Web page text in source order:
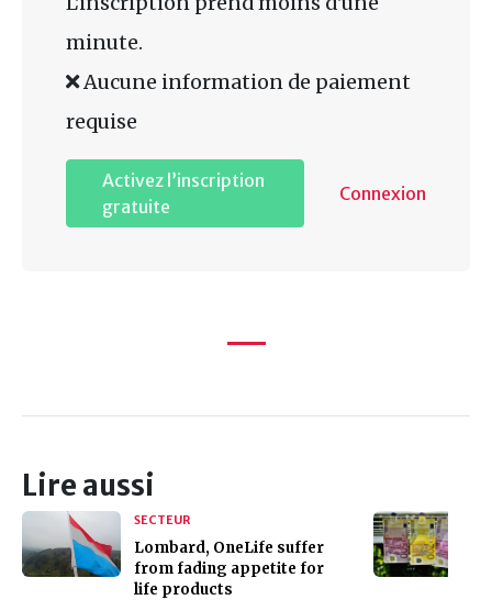
minute.
Aucune information de paiement
requise
Activez l’inscription
gratuite
Connexion
Lire aussi
SECTEUR
Lombard, OneLife suffer
from fading appetite for
life products